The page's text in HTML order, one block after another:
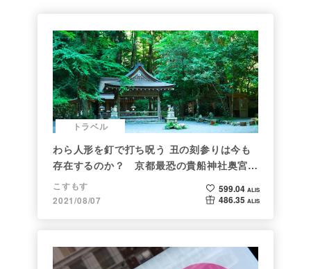
トラベル
わら人形を釘で打ち呪う 丑の刻参りは今も
存在するのか？ 京都最恐の貴船神社奥宮を
調べた
こすもす
2021/08/07
599.04 ALIS
486.35 ALIS